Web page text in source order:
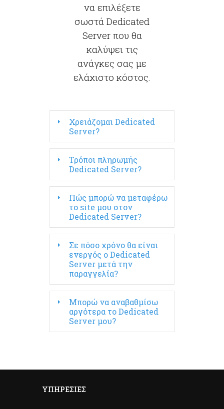
να επιλέξετε
σωστά Dedicated
Server που θα
καλύψει τις
ανάγκες σας με
ελάχιστο κόστος.
Χρειάζομαι Dedicated
Server?
Τρόποι πληρωμής
Dedicated Server?
Πώς μπορώ να μεταφέρω
το site μου στον
Dedicated Server?
Σε πόσο χρόνο θα είναι
ενεργός ο Dedicated
Server μετά την
παραγγελία?
Μπορώ να αναβαθμίσω
αργότερα το Dedicated
Server μου?
ΥΠΗΡΕΣΊΕΣ